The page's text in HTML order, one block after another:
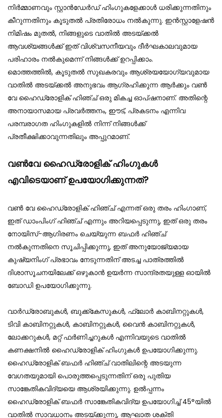
നിർമ്മാണവും സ്റ്റാൻഡേർഡ് ഹിംഗുകളേക്കാൾ ധരിക്കുന്നതിനും
കീറുന്നതിനും കൂടുതൽ പ്രതിരോധം നൽകുന്നു. ഇൻസ്റ്റാളേഷൻ
നിമിഷം മുതൽ, നിങ്ങളുടെ വാതിൽ അടയ്ക്കൽ
ആവശ്യങ്ങൾക്ക് ഇത് വിശ്വസനീയവും ദീർഘകാലവുമായ
പരിഹാരം നൽകുമെന്ന് നിങ്ങൾക്ക് ഉറപ്പിക്കാം.
മൊത്തത്തിൽ, കൂടുതൽ സുഖകരവും ആശ്രയയോഗ്യവുമായ
വാതിൽ അടയ്ക്കൽ അനുഭവം ആഗ്രഹിക്കുന്ന ആർക്കും വൺ
വേ ഹൈഡ്രോളിക് ഹിഞ്ച് ഒരു മികച്ച ഓപ്ഷനാണ്. അതിന്റെ
അനായാസമായ പ്രവർത്തനം, ഈട്, പ്രകടനം എന്നിവ
പരമ്പരാഗത ഹിംഗുകളിൽ നിന്ന് നിങ്ങൾക്ക്
പ്രതീക്ഷിക്കാവുന്നതിലും അപ്പുറമാണ്.
വൺവേ ഹൈഡ്രോളിക് ഹിംഗുകൾ
എവിടെയാണ് ഉപയോഗിക്കുന്നത്?
വൺ വേ ഹൈഡ്രോളിക് ഹിഞ്ച് എന്നത് ഒരു തരം ഹിംഗാണ്,
ഇത് ഡാംപിംഗ് ഹിഞ്ച് എന്നും അറിയപ്പെടുന്നു, ഇത് ഒരു തരം
നോയിസ്-ആഗിരണം ചെയ്യുന്ന ബഫർ ഹിഞ്ച്
നൽകുന്നതിനെ സൂചിപ്പിക്കുന്നു, ഇത് അനുയോജ്യമായ
കുഷ്യനിംഗ് പ്രഭാവം നേടുന്നതിന് അടച്ച പാത്രത്തിൽ
ദിശാസൂചനയിലേക്ക് ഒഴുകാൻ ഉയർന്ന സാന്ദ്രതയുള്ള ഓയിൽ
ബോഡി ഉപയോഗിക്കുന്നു.
വാർഡ്രോബുകൾ, ബുക്ക്‌കേസുകൾ, ഫ്ലോർ കാബിനറ്റുകൾ,
ടിവി കാബിനറ്റുകൾ, കാബിനറ്റുകൾ, വൈൻ കാബിനറ്റുകൾ,
ലോക്കറുകൾ, മറ്റ് ഫർണിച്ചറുകൾ എന്നിവയുടെ വാതിൽ
കണക്ഷനിൽ ഹൈഡ്രോളിക് ഹിംഗുകൾ ഉപയോഗിക്കുന്നു.
ഹൈഡ്രോളിക് ബഫർ ഹിഞ്ച് വാതിലിന്റെ അടയുന്ന
വേഗതയുമായി പൊരുത്തപ്പെടുന്നതിന് ഒരു പുതിയ
സാങ്കേതികവിദ്യയെ ആശ്രയിക്കുന്നു. ഉൽപ്പന്നം
ഹൈഡ്രോളിക് ബഫർ സാങ്കേതികവിദ്യ ഉപയോഗിച്ച് 45°യിൽ
വാതിൽ സാവധാനം അടയ്ക്കുന്നു, ആഘാത ശക്തി